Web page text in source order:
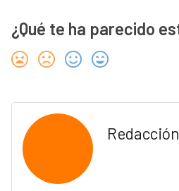
¿Qué te ha parecido
Redacción